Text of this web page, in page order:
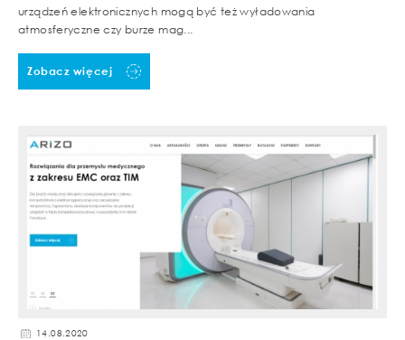
urządzeń elektronicznych mogą być też wyładowania
atmosferyczne czy burze mag...
Zobacz więcej
14.08.2020